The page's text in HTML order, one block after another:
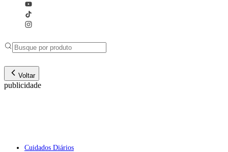
Voltar
publicidade
Cuidados Diários